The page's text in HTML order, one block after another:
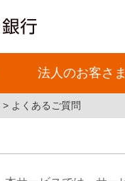
法人のお客さま
よくあるご質問